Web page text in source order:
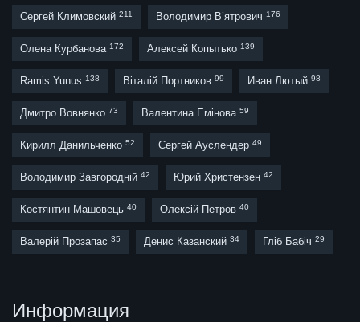
Сергей Климовский 211 Володимир В’ятрович 176
Олена Курбанова 172 Алексей Копытько 139
Ramis Yunus 138 Віталій Портников 99 Иван Лютый 98
Дмитро Вовнянко 73 Валентина Емінова 59
Кирилл Данильченко 52 Сергей Ауслендер 49
Володимир Завгородній 42 Юрий Христензен 42
Костянтин Машовець 40 Олексій Петров 40
Валерій Прозапас 35 Денис Казанский 34 Гліб Бабіч 29
Информация